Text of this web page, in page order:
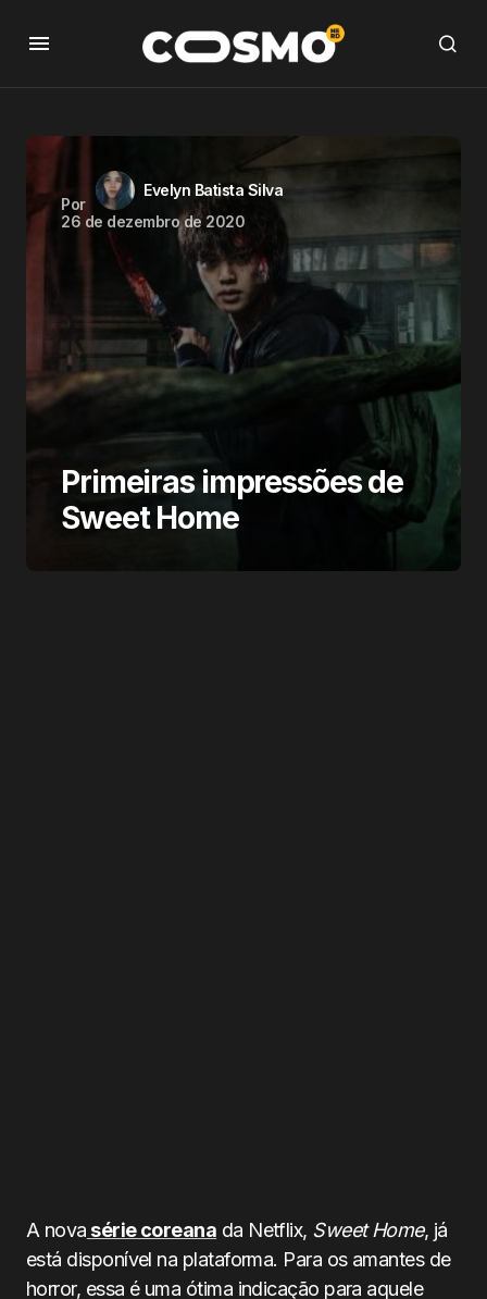
Por
Evelyn Batista Silva
26 de dezembro de 2020
Primeiras impressões de
Sweet Home
A nova série coreana da Netflix, Sweet Home, já
está disponível na plataforma. Para os amantes de
horror, essa é uma ótima indicação para aquele